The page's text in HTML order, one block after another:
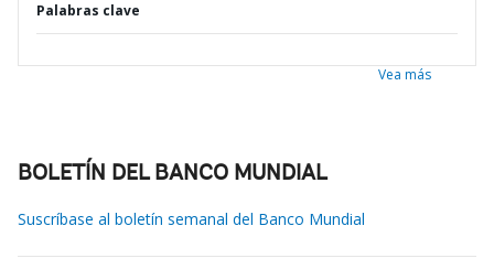
Palabras clave
Vea más
BOLETÍN DEL BANCO MUNDIAL
Suscríbase al boletín semanal del Banco Mundial